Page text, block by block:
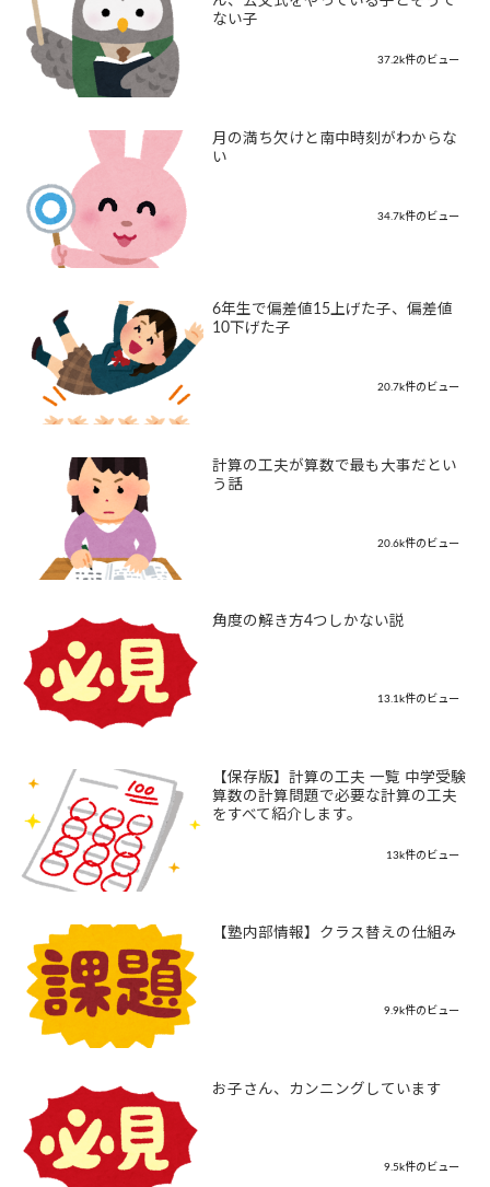
ない子
37.2k件のビュー
月の満ち欠けと南中時刻がわからな
い
34.7k件のビュー
6年生で偏差値15上げた子、偏差値
10下げた子
20.7k件のビュー
計算の工夫が算数で最も大事だとい
う話
20.6k件のビュー
角度の解き方4つしかない説
13.1k件のビュー
【保存版】計算の工夫 一覧 中学受験
算数の計算問題で必要な計算の工夫
をすべて紹介します。
13k件のビュー
【塾内部情報】クラス替えの仕組み
9.9k件のビュー
お子さん、カンニングしています
9.5k件のビュー